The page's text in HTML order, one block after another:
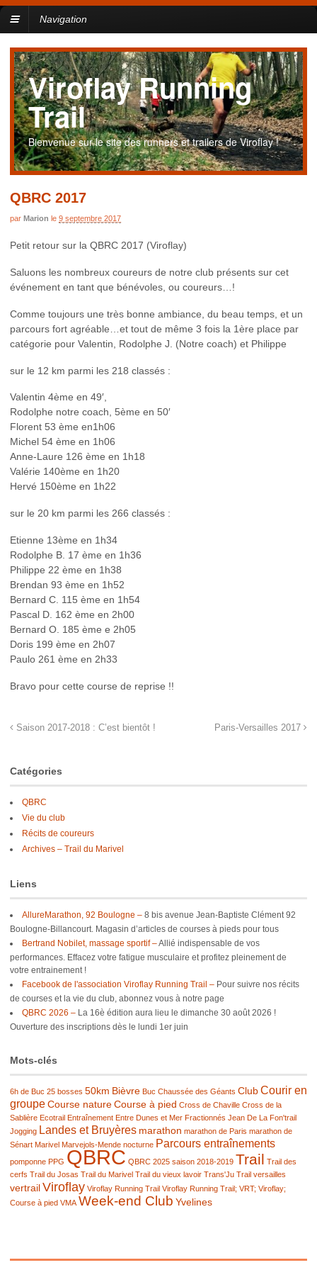
Navigation
Viroflay Running
Trail
Bienvenue sur le site des runners et trailers de Viroflay !
QBRC 2017
par Marion le 9 septembre 2017
Petit retour sur la QBRC 2017 (Viroflay)
Saluons les nombreux coureurs de notre club présents sur cet
événement en tant que bénévoles, ou coureurs…!
Comme toujours une très bonne ambiance, du beau temps, et un
parcours fort agréable…et tout de même 3 fois la 1ère place par
catégorie pour Valentin, Rodolphe J. (Notre coach) et Philippe
sur le 12 km parmi les 218 classés :
Valentin 4ème en 49′,
Rodolphe notre coach, 5ème en 50′
Florent 53 ème en1h06
Michel 54 ème en 1h06
Anne-Laure 126 ème en 1h18
Valérie 140ème en 1h20
Hervé 150ème en 1h22
sur le 20 km parmi les 266 classés :
Etienne 13ème en 1h34
Rodolphe B. 17 ème en 1h36
Philippe 22 ème en 1h38
Brendan 93 ème en 1h52
Bernard C. 115 ème en 1h54
Pascal D. 162 ème en 2h00
Bernard O. 185 ème e 2h05
Doris 199 ème en 2h07
Paulo 261 ème en 2h33
Bravo pour cette course de reprise !!
Saison 2017-2018 : C’est bientôt ! Paris-Versailles 2017
Catégories
QBRC
Vie du club
Récits de coureurs
Archives – Trail du Marivel
Liens
AllureMarathon, 92 Boulogne – 8 bis avenue Jean-Baptiste Clément 92
Boulogne-Billancourt. Magasin d’articles de courses à pieds pour tous
Bertrand Nobilet, massage sportif –Allié indispensable de vos
performances. Effacez votre fatigue musculaire et profitez pleinement de
votre entrainement !
Facebook de l'association Viroflay Running Trail – Pour suivre nos récits
de courses et la vie du club, abonnez vous à notre page
QBRC 2026 – La 16è édition aura lieu le dimanche 30 août 2026 !
Ouverture des inscriptions dès le lundi 1er juin
Mots-clés
6h de Buc 25 bosses 50km Bièvre Buc Chaussée des Géants ClubCourir en
groupeCourse natureCourse à pied Cross de Chaville Cross de la
Sablière Ecotrail Entraînement Entre Dunes et Mer Fractionnés Jean De La Fon'trail
Jogging Landes et Bruyères marathon marathon de Paris marathon de
Sénart Marivel Marvejols-Mende nocturne Parcours entraînements
pomponne PPG QBRC QBRC 2025 saison 2018-2019 Trail Trail des
cerfs Trail du Josas Trail du Marivel Trail du vieux lavoir Trans'Ju Trail versailles
vertrailViroflay Viroflay Running Trail Viroflay Running Trail; VRT; Viroflay;
Course à pied VMA Week-end Club Yvelines